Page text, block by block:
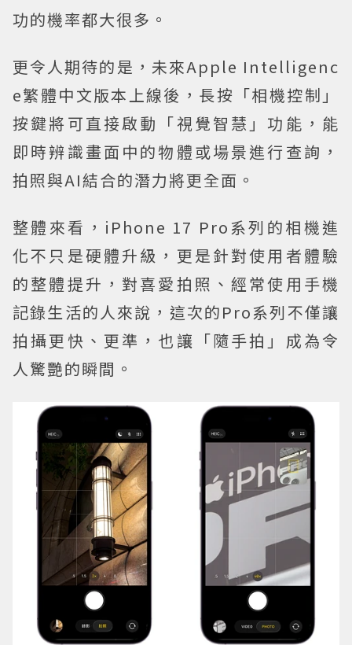
功的機率都大很多。
更令人期待的是，未來Apple Intelligenc
e繁體中文版本上線後，長按「相機控制」
按鍵將可直接啟動「視覺智慧」功能，能
即時辨識畫面中的物體或場景進行查詢，
拍照與AI結合的潛力將更全面。
整體來看，iPhone 17 Pro系列的相機進
化不只是硬體升級，更是針對使用者體驗
的整體提升，對喜愛拍照、經常使用手機
記錄生活的人來說，這次的Pro系列不僅讓
拍攝更快、更準，也讓「隨手拍」成為令
人驚艷的瞬間。